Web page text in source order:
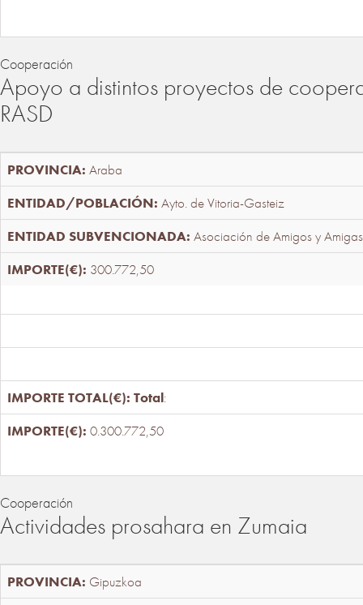
Cooperación
Apoyo a distintos proyectos de
RASD
Araba
Ayto. de Vitoria-Gasteiz
Asociación de Amigos y
300.772,50
Total:
0.300.772,50
Cooperación
Actividades prosahara en Zumaia
Gipuzkoa